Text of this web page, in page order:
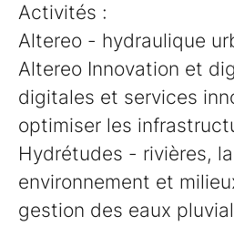
Activités :
Altereo - hydraulique
Altereo Innovation et
digitales et services
optimiser les
Hydrétudes - rivières,
environnement et
gestion des eaux